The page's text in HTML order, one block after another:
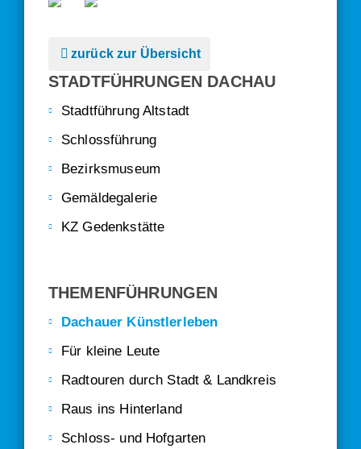
zurück zur Übersicht
STADTFÜHRUNGEN DACHAU
Stadtführung Altstadt
Schlossführung
Bezirksmuseum
Gemäldegalerie
KZ Gedenkstätte
THEMENFÜHRUNGEN
Dachauer Künstlerleben
Für kleine Leute
Radtouren durch Stadt & Landkreis
Raus ins Hinterland
Schloss- und Hofgarten